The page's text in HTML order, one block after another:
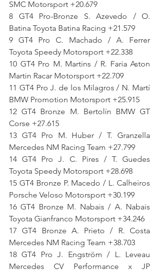
SMC Motorsport +20.679
8 GT4 Pro-Bronze S. Azevedo / O.
Batina Toyota Batina Racing +21.579
9 GT4 Pro C. Machado / A. Ferrer
Toyota Speedy Motorsport +22.338
10 GT4 Pro M. Martins / R. Faria Aston
Martin Racar Motorsport +22.709
11 GT4 Pro J. de los Milagros / N. Martí
BMW Promotion Motorsport +25.915
12 GT4 Bronze M. Bertolín BMW GT
Corse +27.615
13 GT4 Pro M. Huber / T. Granzella
Mercedes NM Racing Team +27.799
14 GT4 Pro J. C. Pires / T. Guedes
Toyota Speedy Motorsport +28.698
15 GT4 Bronze P. Macedo / L. Calheiros
Porsche Veloso Motorsport +30.199
16 GT4 Bronze M. Nabais / A. Nabais
Toyota Gianfranco Motorsport +34.246
17 GT4 Bronze A. Prieto / R. Costa
Mercedes NM Racing Team +38.703
18 GT4 Pro J. Engström / L. Leveau
Mercedes CV Performance x JP